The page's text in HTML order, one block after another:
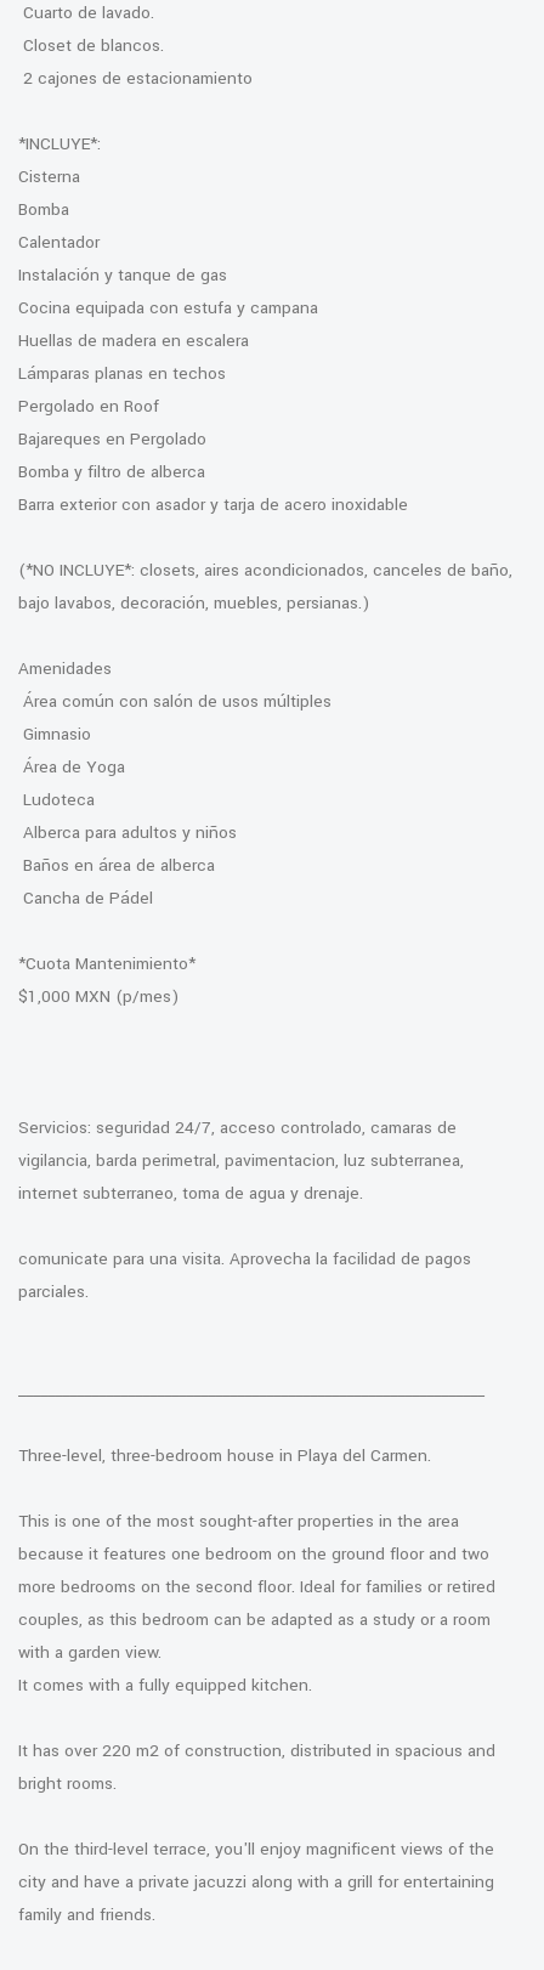
Cuarto de lavado.
Closet de blancos.
2 cajones de estacionamiento
*INCLUYE*:
Cisterna
Bomba
Calentador
Instalación y tanque de gas
Cocina equipada con estufa y campana
Huellas de madera en escalera
Lámparas planas en techos
Pergolado en Roof
Bajareques en Pergolado
Bomba y filtro de alberca
Barra exterior con asador y tarja de acero inoxidable
(*NO INCLUYE*: closets, aires acondicionados, canceles de baño,
bajo lavabos, decoración, muebles, persianas.)
Amenidades
Área común con salón de usos múltiples
Gimnasio
Área de Yoga
Ludoteca
Alberca para adultos y niños
Baños en área de alberca
Cancha de Pádel
*Cuota Mantenimiento*
$1,000 MXN (p/mes)
Servicios: seguridad 24/7, acceso controlado, camaras de
vigilancia, barda perimetral, pavimentacion, luz subterranea,
internet subterraneo, toma de agua y drenaje.
comunicate para una visita. Aprovecha la facilidad de pagos
parciales.
________________________________________________________________
Three-level, three-bedroom house in Playa del Carmen.
This is one of the most sought-after properties in the area
because it features one bedroom on the ground floor and two
more bedrooms on the second floor. Ideal for families or retired
couples, as this bedroom can be adapted as a study or a room
with a garden view.
It comes with a fully equipped kitchen.
It has over 220 m2 of construction, distributed in spacious and
bright rooms.
On the third-level terrace, you'll enjoy magnificent views of the
city and have a private jacuzzi along with a grill for entertaining
family and friends.